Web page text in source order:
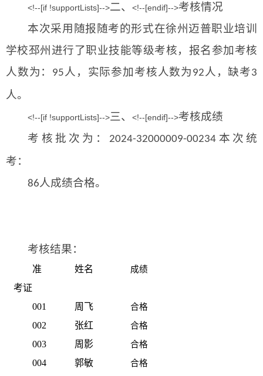
<!--[if !supportLists]-->二、<!--[endif]-->考核情况
本次采用随报随考的形式在徐州迈普职业培训
学校邳州进行了职业技能等级考核，报名参加考核
人数为： 95人，实际参加考核人数为 92人，缺考3
人。
<!--[if !supportLists]-->三、<!--[endif]-->考核成绩
考核批次为： 2024-32000009-00234 本次统
考：
86人成绩合格。
考核结果：
准
考证
姓名 成绩
001 周飞 合格
002 张红 合格
003 周影 合格
004 郭敏 合格